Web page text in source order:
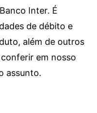
Inter. É
de débito e
além de outros
em nosso
assunto.